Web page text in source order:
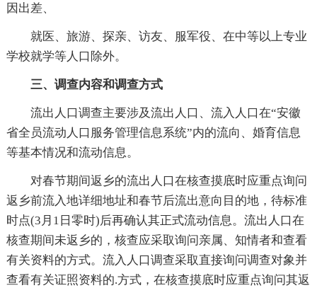
因出差、
就医、旅游、探亲、访友、服军役、在中等以上专业
学校就学等人口除外。
三、调查内容和调查方式
流出人口调查主要涉及流出人口、流入人口在“安徽
省全员流动人口服务管理信息系统”内的流向、婚育信息
等基本情况和流动信息。
对春节期间返乡的流出人口在核查摸底时应重点询问
返乡前流入地详细地址和春节后流出意向目的地，待标准
时点(3月1日零时)后再确认其正式流动信息。流出人口在
核查期间未返乡的，核查应采取询问亲属、知情者和查看
有关资料的方式。流入人口调查采取直接询问调查对象并
查看有关证照资料的.方式，在核查摸底时应重点询问其返